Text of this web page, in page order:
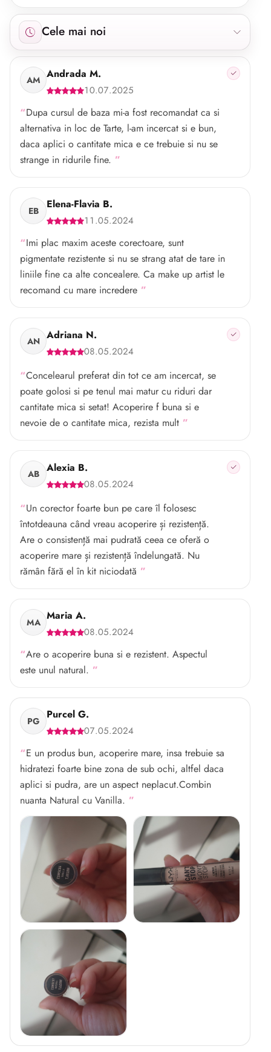
Cele mai noi
Afișăm 17 recenzii începând cu cele mai noi.
AM Andrada M.
10.07.2025
Dupa cursul de baza mi-a fost recomandat ca si
alternativa in loc de Tarte, l-am incercat si e bun,
daca aplici o cantitate mica e ce trebuie si nu se
strange in ridurile fine.
EB Elena-Flavia B.
11.05.2024
Imi plac maxim aceste corectoare, sunt
pigmentate rezistente si nu se strang atat de tare in
liniile fine ca alte concealere. Ca make up artist le
recomand cu mare incredere
AN Adriana N.
08.05.2024
Concelearul preferat din tot ce am incercat, se
poate golosi si pe tenul mai matur cu riduri dar
cantitate mica si setat! Acoperire f buna si e
nevoie de o cantitate mica, rezista mult
AB Alexia B.
08.05.2024
Un corector foarte bun pe care îl folosesc
întotdeauna când vreau acoperire și rezistență.
Are o consistență mai pudrată ceea ce oferă o
acoperire mare și rezistență îndelungată. Nu
rămân fără el în kit niciodată
MA Maria A.
08.05.2024
Are o acoperire buna si e rezistent. Aspectul
este unul natural.
PG Purcel G.
07.05.2024
E un produs bun, acoperire mare, insa trebuie sa
hidratezi foarte bine zona de sub ochi, altfel daca
aplici si pudra, are un aspect neplacut.Combin
nuanta Natural cu Vanilla.